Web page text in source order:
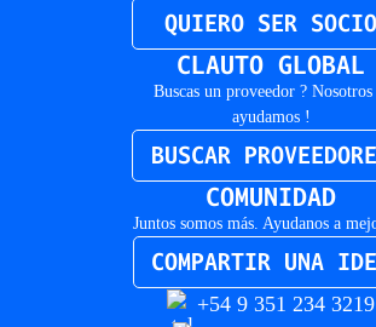
QUIERO SER SOCIO
CLAUTO GLOBAL
Buscas un proveedor ? Nosotros
ayudamos !
BUSCAR
COMUNIDAD
Juntos somos más. Ayudanos a
COMPARTIR UNA
+54 9 351 234 3219